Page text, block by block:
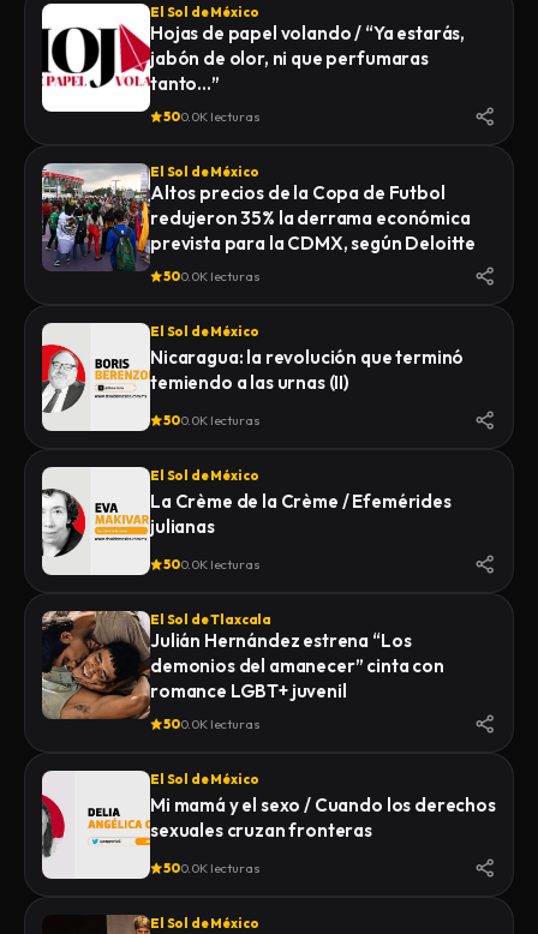
El Sol de México
Hojas de papel volando / “Ya estarás,
jabón de olor, ni que perfumaras
tanto…”
500.0K lecturas
El Sol de México
Altos precios de la Copa de Futbol
redujeron 35% la derrama económica
prevista para la CDMX, según Deloitte
500.0K lecturas
El Sol de México
Nicaragua: la revolución que terminó
temiendo a las urnas (II)
500.0K lecturas
El Sol de México
La Crème de la Crème / Efemérides
julianas
500.0K lecturas
El Sol de Tlaxcala
Julián Hernández estrena “Los
demonios del amanecer” cinta con
romance LGBT+ juvenil
500.0K lecturas
El Sol de México
Mi mamá y el sexo / Cuando los derechos
sexuales cruzan fronteras
500.0K lecturas
El Sol de México